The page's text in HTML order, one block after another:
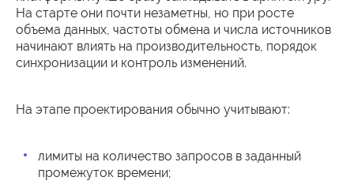
На старте они почти незаметны, но при росте
объема данных, частоты обмена и числа источников
начинают влиять на производительность, порядок
синхронизации и контроль изменений.
На этапе проектирования обычно учитывают:
лимиты на количество запросов в заданный
промежуток времени;